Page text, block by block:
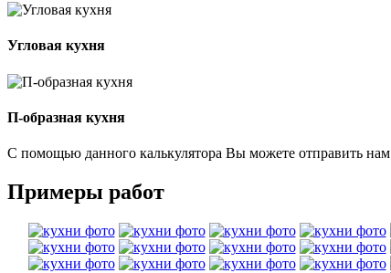
Угловая кухня
П-образная кухня
С помощью данного калькулятора Вы можете отправить
Примеры работ